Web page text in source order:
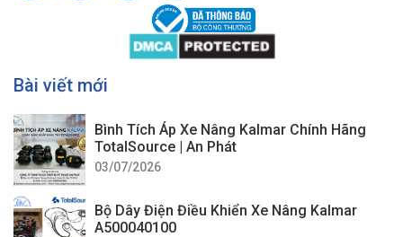
Bài viết mới
Bình Tích Áp Xe Nâng Kalmar Chính Hãng
TotalSource | An Phát
03/07/2026
Bộ Dây Điện Điều Khiển Xe Nâng Kalmar
A500040100